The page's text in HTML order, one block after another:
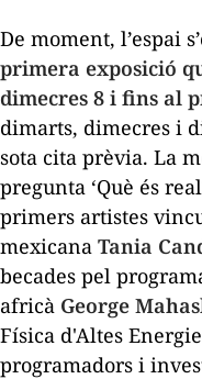
De moment, l’espai
primera exposició
dimecres 8 i fins al
dimarts, dimecres i
sota cita prèvia. La
pregunta ‘Què és
primers artistes
mexicana Tania
becades pel
africà George
Física d'Altes
programadors i